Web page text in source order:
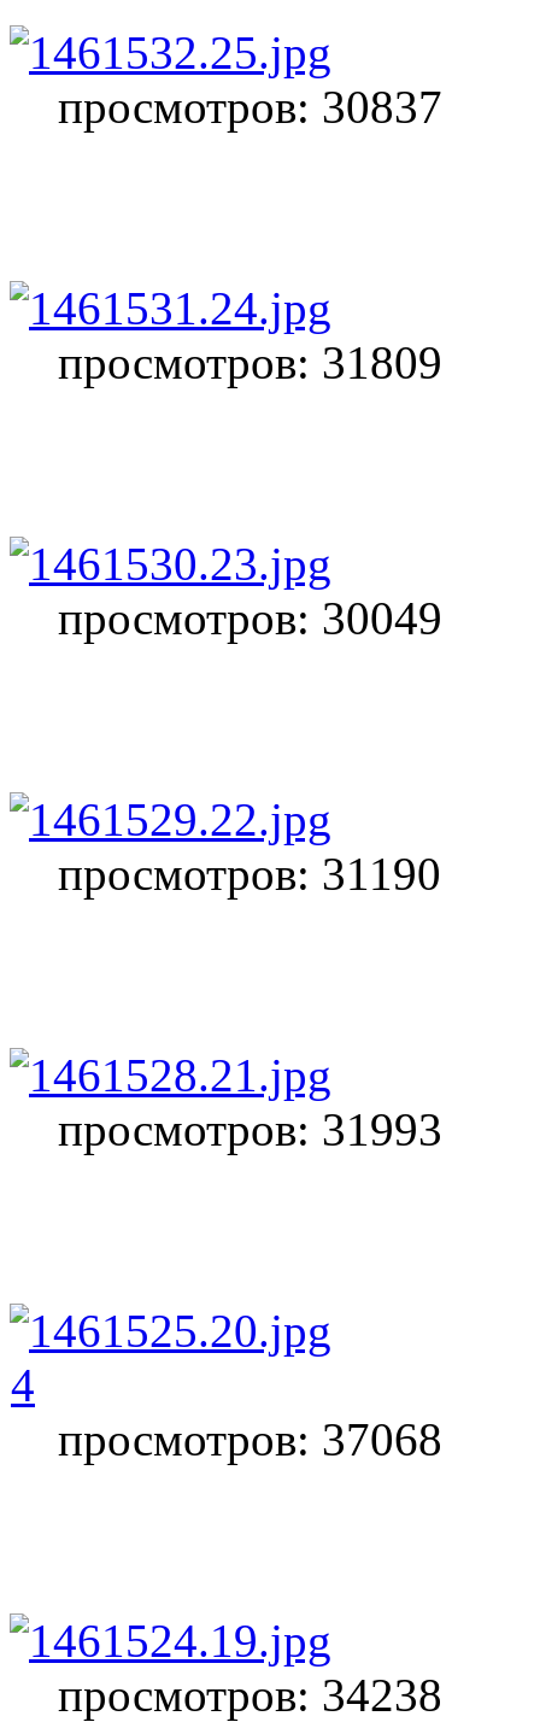
просмотров: 30837
просмотров: 31809
просмотров: 30049
просмотров: 31190
просмотров: 31993
4
просмотров: 37068
просмотров: 34238